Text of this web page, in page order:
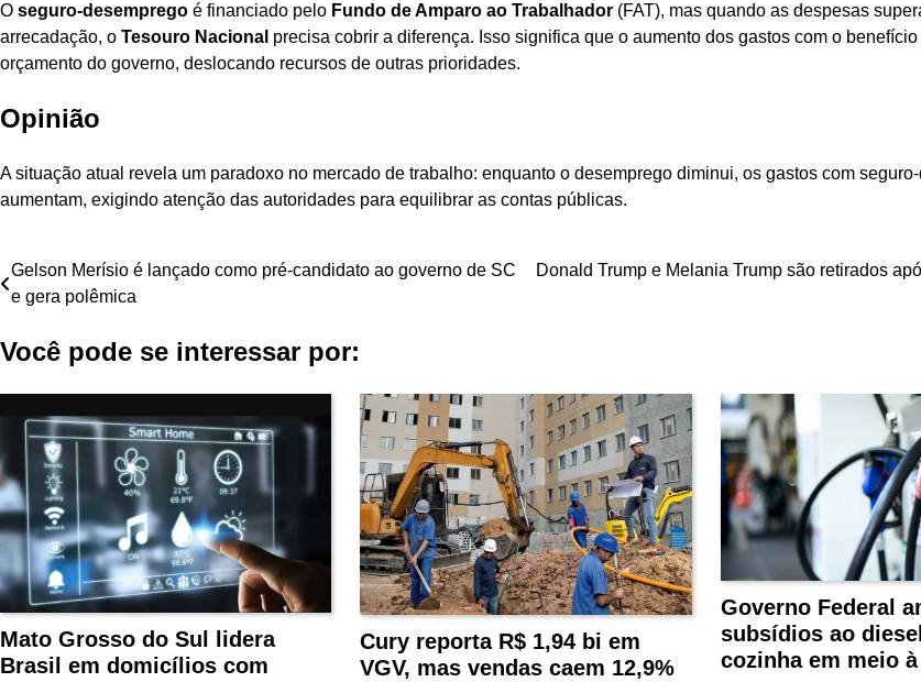
O seguro-desemprego é financiado pelo Fundo de Amparo ao Trabalhador (FAT), mas quando as despesas
arrecadação, o Tesouro Nacional precisa cobrir a diferença. Isso significa que o aumento dos gastos com o
orçamento do governo, deslocando recursos de outras prioridades.
Opinião
A situação atual revela um paradoxo no mercado de trabalho: enquanto o desemprego diminui, os gastos com
aumentam, exigindo atenção das autoridades para equilibrar as contas públicas.
Navegação
de
Post
Gelson Merísio é lançado como pré-candidato ao governo de SC
e gera polêmica
Donald Trump e Melania Trump são retirados
Você pode se interessar por:
Mato Grosso do Sul lidera
Brasil em domicílios com
Cury reporta R$ 1,94 bi em
VGV, mas vendas caem 12,9%
Governo Federal
subsídios ao
cozinha em meio